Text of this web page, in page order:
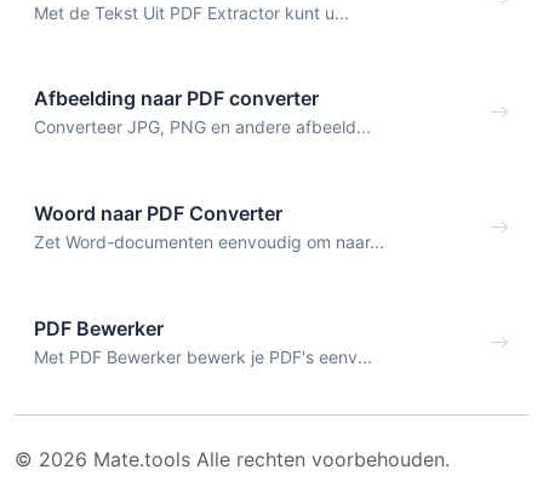
Met de Tekst Uit PDF Extractor kunt u...
Afbeelding naar PDF converter
Converteer JPG, PNG en andere afbeeld...
Woord naar PDF Converter
Zet Word-documenten eenvoudig om naar...
PDF Bewerker
Met PDF Bewerker bewerk je PDF's eenv...
© 2026 Mate.tools Alle rechten voorbehouden.